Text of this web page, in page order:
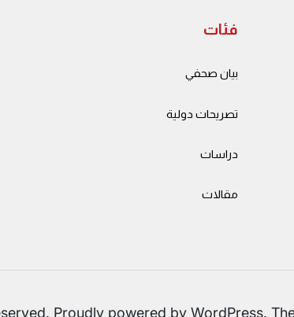
فئات
بيان صحفي
تصريحات دولية
دراسات
مقالات